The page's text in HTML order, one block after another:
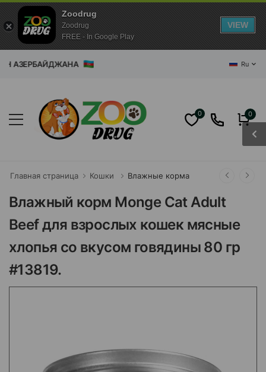
АЗЕРБАЙДЖАНА Ru
0 0
Главная страница Кошки Влажные корма
Влажный корм Monge Cat Adult
Beef для взрослых кошек мясные
хлопья со вкусом говядины 80 гр
#13819.
Zoodrug
Zoodrug
FREE - In Google Play
VIEW